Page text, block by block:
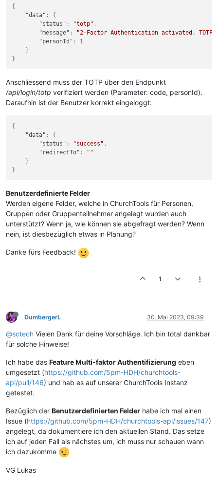
{
"data" :
{
"status" : "totp" ,
"message" :
"2-Factor Authentication activated. TOTP
"personId" :
1
}
}
Anschliessend muss der TOTP über den Endpunkt
/api/login/totp verifiziert werden (Parameter: code, personId).
Daraufhin ist der Benutzer korrekt eingeloggt:
{
"data" :
{
"status" : "success" ,
"redirectTo" :
""
}
}
Benutzerdefinierte Felder
Werden eigene Felder, welche in ChurchTools für Personen,
Gruppen oder Gruppenteilnehmer angelegt wurden auch
unterstützt? Wenn ja, wie können sie abgefragt werden? Wenn
nein, ist diesbezüglich etwas in Planung?
Danke fürs Feedback!
1
DumbergerL 30. Mai 2023, 09:39
@sctech Vielen Dank für deine Vorschläge. Ich bin total dankbar
für solche Hinweise!
Ich habe das Feature Multi-faktor Authentifizierung eben
umgesetzt (https://github.com/5pm-HDH/churchtools-
api/pull/146) und hab es auf unserer ChurchTools Instanz
getestet.
Bezüglich der Benutzerdefinierten Felder habe ich mal einen
Issue (https://github.com/5pm-HDH/churchtools-api/issues/147)
angelegt, da dokumentiere ich den aktuellen Stand. Das setze
ich auf jeden Fall als nächstes um, ich muss nur schauen wann
ich dazukomme
VG Lukas